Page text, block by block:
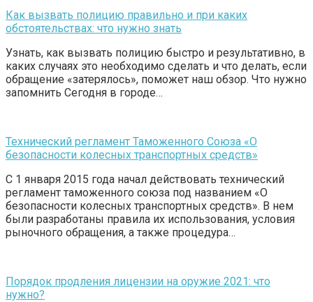
Как вызвать полицию правильно и при каких
обстоятельствах: что нужно знать
Узнать, как вызвать полицию быстро и результативно, в
каких случаях это необходимо сделать и что делать, если
обращение «затерялось», поможет наш обзор. Что нужно
запомнить Сегодня в городе…
Технический регламент Таможенного Союза «О
безопасности колесных транспортных средств»
С 1 января 2015 года начал действовать технический
регламент таможенного союза под названием «О
безопасности колесных транспортных средств». В нем
были разработаны правила их использования, условия
рыночного обращения, а также процедура…
Порядок продления лицензии на оружие 2021: что
нужно?